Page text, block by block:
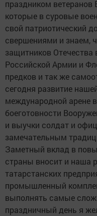
праздником ветеранов
которые в суровые
свой патриотический
свершениями и знаем,
защитников
Российской Армии и
предков и так же
сегодня развитие
международной арене
боеготовности
и выучки солдат и
замечательным
Заметный вклад в
страны вносит и наша
татарстанских
промышленный
выполнять самые
праздничный день я